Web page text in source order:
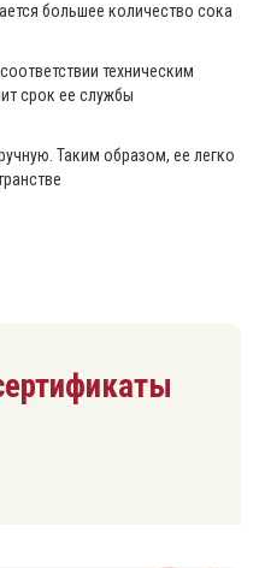
большее количество сока
техническим
срок ее службы
Таким образом, ее легко